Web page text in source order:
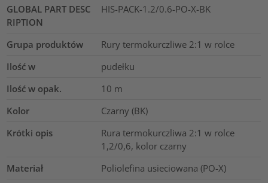
GLOBAL PART DESC
RIPTION
HIS-PACK-1.2/0.6-PO-X-BK
Grupa produktów
Rury termokurczliwe 2:1 w rolce
Ilość w
pudełku
Ilość w opak.
10 m
Kolor
Czarny (BK)
Krótki opis
Rura termokurczliwa 2:1 w rolce
1,2/0,6, kolor czarny
Materiał
Poliolefina usieciowana (PO-X)